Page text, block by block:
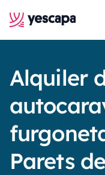
Alquiler
Parets